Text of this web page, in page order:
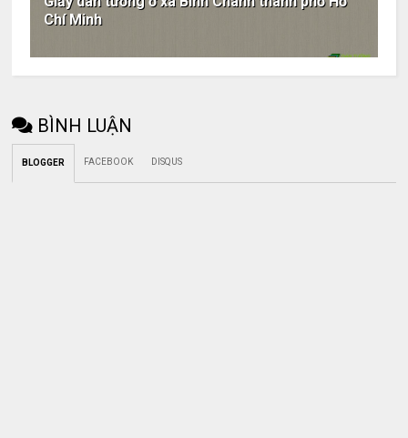
Chí Minh
BÌNH LUẬN
BLOGGER FACEBOOK DISQUS